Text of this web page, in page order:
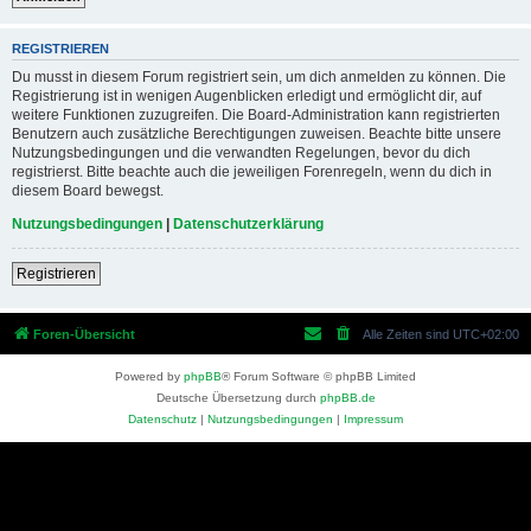
REGISTRIEREN
Du musst in diesem Forum registriert sein, um dich anmelden zu können. Die
Registrierung ist in wenigen Augenblicken erledigt und ermöglicht dir, auf
weitere Funktionen zuzugreifen. Die Board-Administration kann registrierten
Benutzern auch zusätzliche Berechtigungen zuweisen. Beachte bitte unsere
Nutzungsbedingungen und die verwandten Regelungen, bevor du dich
registrierst. Bitte beachte auch die jeweiligen Forenregeln, wenn du dich in
diesem Board bewegst.
Nutzungsbedingungen | Datenschutzerklärung
Registrieren
Foren-Übersicht Alle Zeiten sind UTC+02:00
Powered by phpBB® Forum Software © phpBB Limited
Deutsche Übersetzung durch phpBB.de
Datenschutz | Nutzungsbedingungen | Impressum